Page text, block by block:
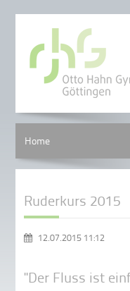
Home
Ruderkurs 2015
12.07.2015 11:12
"Der Fluss ist